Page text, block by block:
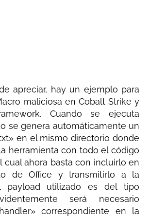
apreciar, hay un ejemplo para
maliciosa en Cobalt Strike y
Cuando se ejecuta
se genera automáticamente un
en el mismo directorio donde
herramienta con todo el código
cual ahora basta con incluirlo en
de Office y transmitirlo a la
payload utilizado es del tipo
será necesario
correspondiente en la